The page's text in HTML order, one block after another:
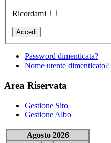
Ricordami
Password dimenticata?
Nome utente dimenticato?
Area Riservata
Gestione Sito
Gestione Albo
Agosto 2026